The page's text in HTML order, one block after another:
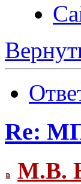
Re: МП
М.В.